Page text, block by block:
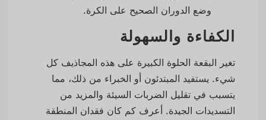
وضع الدوران الصحيح على الكرة.
الكفاءة والسهولة
تغير البقعة الحلوة الكبيرة على هذه المجاذيف كل
شيء. يستفيد المبتدئون أو الخبراء من ذلك، مما
يتسبب في تقليل الضربات السيئة والمزيد من
التسديدات الجيدة. أعرف كم كان فقدان المنطقة